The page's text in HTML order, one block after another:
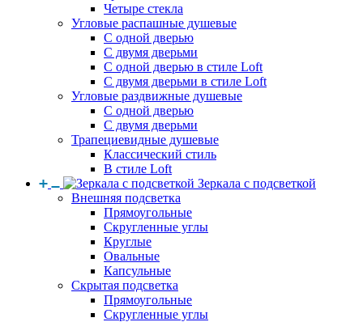
Четыре стекла
Угловые распашные душевые
С одной дверью
С двумя дверьми
С одной дверью в стиле Loft
С двумя дверьми в стиле Loft
Угловые раздвижные душевые
С одной дверью
С двумя дверьми
Трапециевидные душевые
Классический стиль
В стиле Loft
Зеркала с подсветкой
Внешняя подсветка
Прямоугольные
Скругленные углы
Круглые
Овальные
Капсульные
Скрытая подсветка
Прямоугольные
Скругленные углы